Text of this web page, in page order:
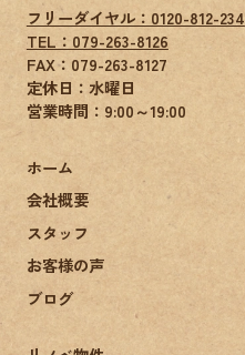
フリーダイヤル：0120-812-234
TEL：079-263-8126
FAX： 079-263-8127
定休日：水曜日
営業時間：9:00～19:00
ホーム
会社概要
スタッフ
お客様の声
ブログ